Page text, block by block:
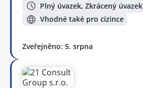
Plný úvazek, Zkrácený úvazek
Vhodné také pro cizince
Zveřejněno: 5. srpna